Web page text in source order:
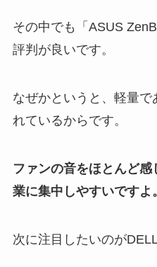
その中でも「ASUS
評判が良いです。
なぜかというと、軽量
れているからです。
ファンの音をほとんど
業に集中しやすいですよ。
次に注目したいのがDELL